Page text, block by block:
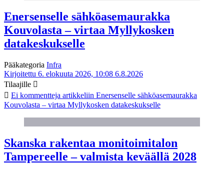
Enersenselle sähköasemaurakka
Kouvolasta – virtaa Myllykosken
datakeskukselle
Pääkategoria Infra
Kirjoitettu 6. elokuuta 2026, 10:08 6.8.2026
Tilaajille
Ei kommentteja artikkeliin Enersenselle sähköasemaurakka
Kouvolasta – virtaa Myllykosken datakeskukselle
Skanska rakentaa monitoimitalon
Tampereelle – valmista keväällä 2028